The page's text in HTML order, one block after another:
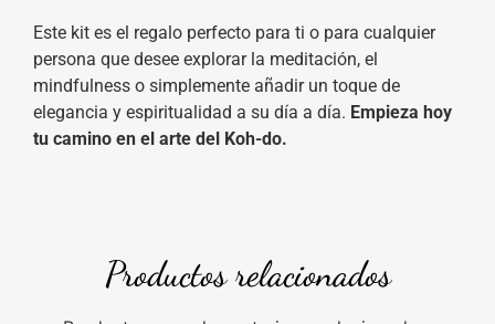
Este kit es el regalo perfecto para ti o para cualquier
persona que desee explorar la meditación, el
mindfulness o simplemente añadir un toque de
elegancia y espiritualidad a su día a día. Empieza hoy
tu camino en el arte del Koh-do.
Productos relacionados